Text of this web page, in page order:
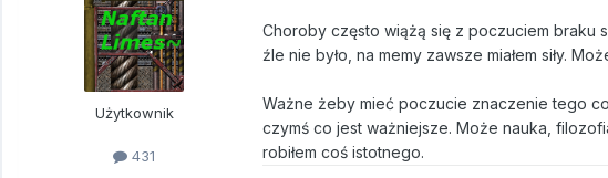
Użytkownik
431
Choroby często wiążą się z poczuciem braku
źle nie było, na memy zawsze miałem siły.
Ważne żeby mieć poczucie znaczenie tego
czymś co jest ważniejsze. Może nauka,
robiłem coś istotnego.